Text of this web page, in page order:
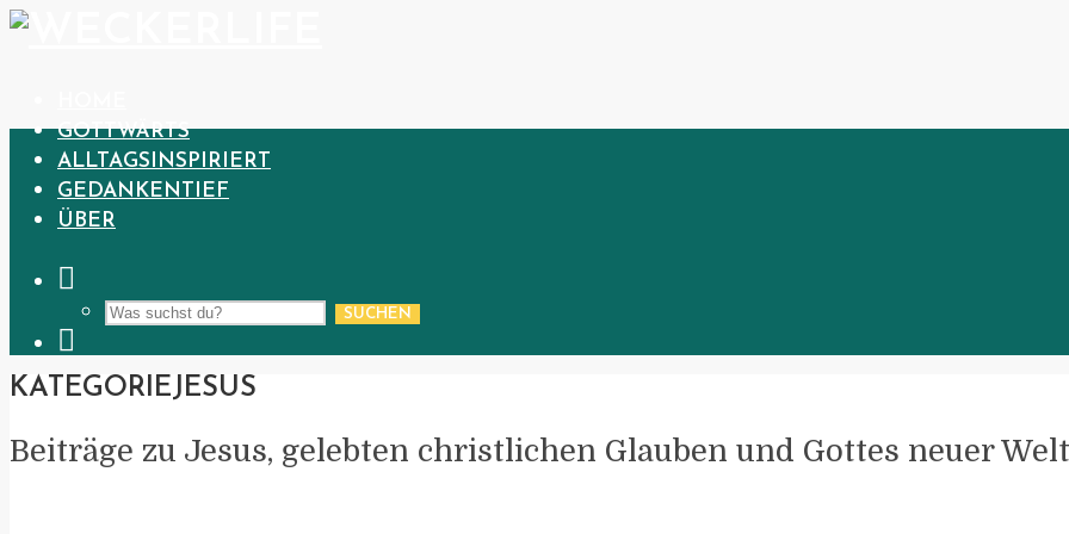
GOTTWÄRTS
ALLTAGSINSPIRIERT
GEDANKENTIEF
ÜBER
SUCHEN
KATEGORIEJESUS
Beiträge zu Jesus, gelebten christlichen Glauben und Gottes neuer